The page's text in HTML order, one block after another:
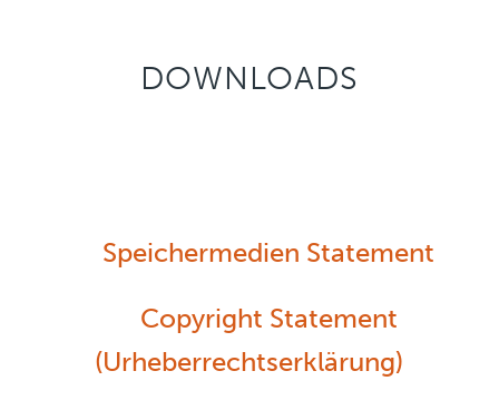
DOWNLOADS
Speichermedien Statement
Copyright Statement
(Urheberrechtserklärung)